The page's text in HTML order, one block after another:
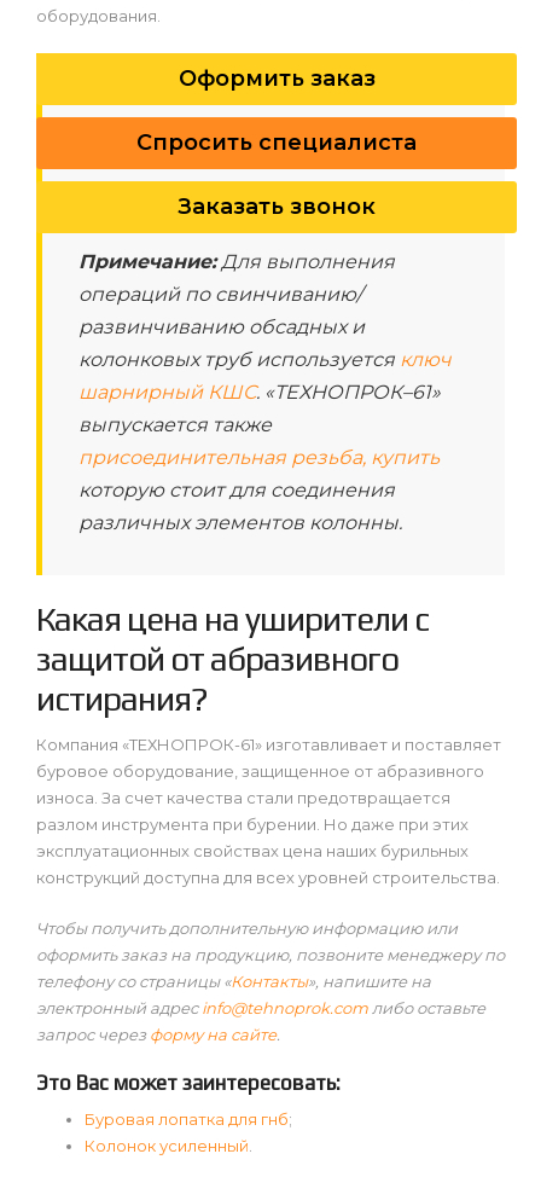
оборудования.
Оформить заказ
Спросить специалиста
Заказать звонок
Примечание:Для выполнения
операций по свинчиванию/
развинчиванию обсадных и
колонковых труб используется ключ
шарнирный КШС. «ТЕХНОПРОК–61»
выпускается также
присоединительная резьба, купить
которую стоит для соединения
различных элементов колонны.
Какая цена на уширители с
защитой от абразивного
истирания?
Компания «ТЕХНОПРОК-61» изготавливает и поставляет
буровое оборудование, защищенное от абразивного
износа. За счет качества стали предотвращается
разлом инструмента при бурении. Но даже при этих
эксплуатационных свойствах цена наших бурильных
конструкций доступна для всех уровней строительства.
Чтобы получить дополнительную информацию или
оформить заказ на продукцию, позвоните менеджеру по
телефону со страницы «Контакты», напишите на
электронный адресinfo@tehnoprok.com либо оставьте
запрос черезформу на сайте.
Это Вас может заинтересовать:
Буровая лопатка для гнб;
Колонок усиленный